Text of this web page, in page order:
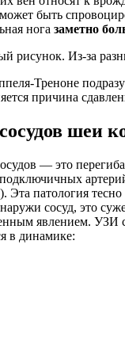
быть
нога заметно
рисунок. Из-за
Треноне
причина
шеи
— это
Эта патология
сосуд, это
явлением. УЗИ
в динамике: